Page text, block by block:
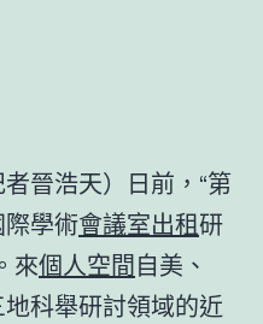
者晉浩天）日前，“第
學術會議室出租研
來個人空間自美、
科舉研討領域的近